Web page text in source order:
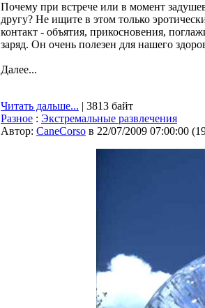
Почему при встрече или в момент
другу? Не ищите в этом только
контакт - объятия, прикосновения,
заряд. Он очень полезен для нашего
Далее...
Читать дальше... | 3813 байт
Разное : Экстремальные развлечения
Автор: CaneCorso в 22/07/2009 07:00:00 (